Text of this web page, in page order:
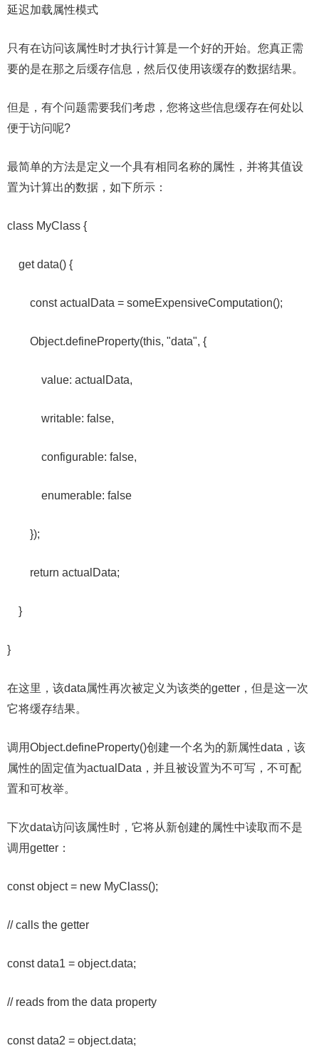
延迟加载属性模式
只有在访问该属性时才执行计算是一个好的开始。您真正需
要的是在那之后缓存信息，然后仅使用该缓存的数据结果。
但是，有个问题需要我们考虑，您将这些信息缓存在何处以
便于访问呢?
最简单的方法是定义一个具有相同名称的属性，并将其值设
置为计算出的数据，如下所示：
class MyClass {
get data() {
const actualData = someExpensiveComputation();
Object.defineProperty(this, "data", {
value: actualData,
writable: false,
configurable: false,
enumerable: false
});
return actualData;
}
}
在这里，该data属性再次被定义为该类的getter，但是这一次
它将缓存结果。
调用Object.defineProperty()创建一个名为的新属性data，该
属性的固定值为actualData，并且被设置为不可写，不可配
置和可枚举。
下次data访问该属性时，它将从新创建的属性中读取而不是
调用getter：
const object = new MyClass();
// calls the getter
const data1 = object.data;
// reads from the data property
const data2 = object.data;